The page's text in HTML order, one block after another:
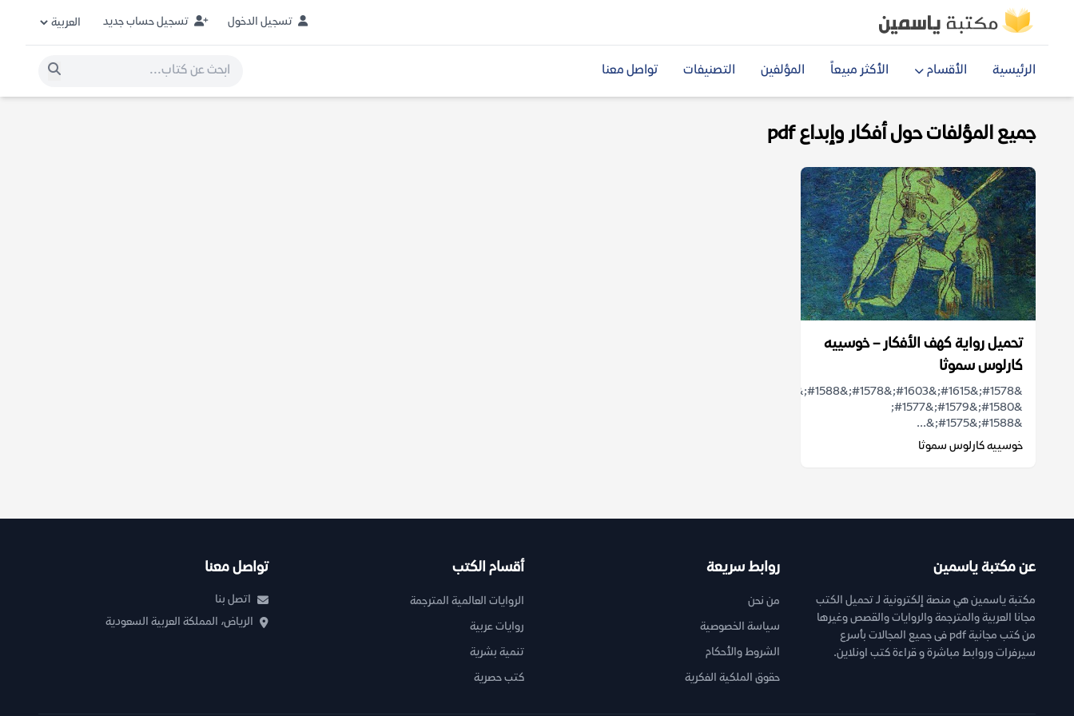
تسجيل الدخول تسجيل حساب جديد
الرئيسية الأقسام الأكثر مبيعاً المؤلفين التصنيفات تواصل معنا
جميع المؤلفات حول أفكار وإبداع pdf
تحميل رواية كهف الأفكار – خوسييه
كارلوس سموثا
&#1580;&#1579;&#1577;
&#1588;&#1575;&...
خوسييه كارلوس سموثا
عن مكتبة ياسمين
مكتبة ياسمين هي منصة إلكترونية لـ تحميل الكتب
مجانا العربية والمترجمة والروايات والقصص وغيرها
من كتب مجانية pdf فى جميع المجالات بأسرع
سيرفرات وروابط مباشرة و قراءة كتب اونلاين.
روابط سريعة
من نحن
سياسة الخصوصية
الشروط والأحكام
حقوق الملكية الفكرية
أقسام الكتب
الروايات العالمية المترجمة
روايات عربية
تنمية بشرية
كتب حصرية
تواصل معنا
اتصل بنا
الرياض، المملكة العربية السعودية